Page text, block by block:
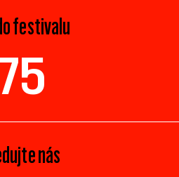
festivalu
nás